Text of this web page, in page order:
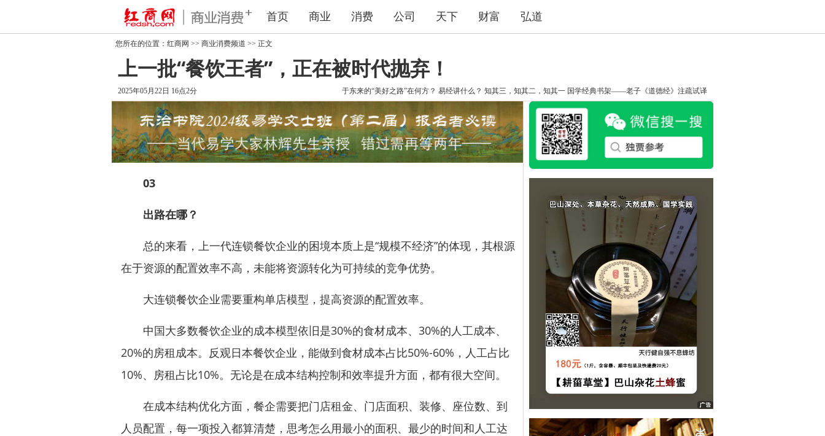
首页 商业 消费 公司 天下 财富 弘道
您所在的位置： 红商网 >> 商业消费频道 >> 正文
上一批“餐饮王者”，正在被时代抛弃！
2025年05月22日 16点2分 于东来的“美好之路”在何方？ 易经讲什么？ 知其三，知其二，知其一 国学经典书架——老子《道德经》注疏试译
03
出路在哪？
总的来看，上一代连锁餐饮企业的困境本质上是“规模不经济”的体现，其根源
在于资源的配置效率不高，未能将资源转化为可持续的竞争优势。
大连锁餐饮企业需要重构单店模型，提高资源的配置效率。
中国大多数餐饮企业的成本模型依旧是30%的食材成本、30%的人工成本、
20%的房租成本。反观日本餐饮企业，能做到食材成本占比50%-60%，人工占比
10%、房租占比10%。无论是在成本结构控制和效率提升方面，都有很大空间。
在成本结构优化方面，餐企需要把门店租金、门店面积、装修、座位数、到
人员配置，每一项投入都算清楚，思考怎么用最小的面积、最少的时间和人工达